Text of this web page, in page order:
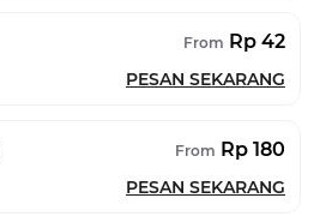
From Rp 42
PESAN SEKARANG
From Rp 180
PESAN SEKARANG